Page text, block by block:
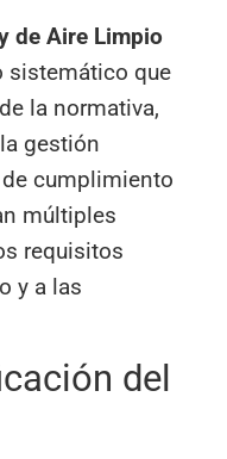
de Aire Limpio
sistemático que
la normativa,
gestión
cumplimiento
múltiples
requisitos
y a las
del